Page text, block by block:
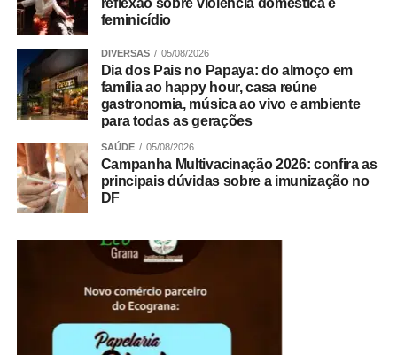
A partir das 09h
Entrada franca
Indicação livre
ADVERTISEMENT
reflexão sobre violência doméstica e
feminicídio
DIVERSAS 05/08/2026
Dia dos Pais no Papaya: do almoço em
família ao happy hour, casa reúne
gastronomia, música ao vivo e ambiente
para todas as gerações
SAÚDE 05/08/2026
Campanha Multivacinação 2026: confira as
principais dúvidas sobre a imunização no
DF